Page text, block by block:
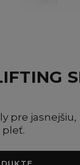
pre jasnejšiu,